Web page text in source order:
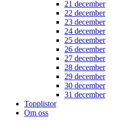
21 december
22 december
23 december
24 december
25 december
26 december
27 december
28 december
29 december
30 december
31 december
Topplistor
Om oss